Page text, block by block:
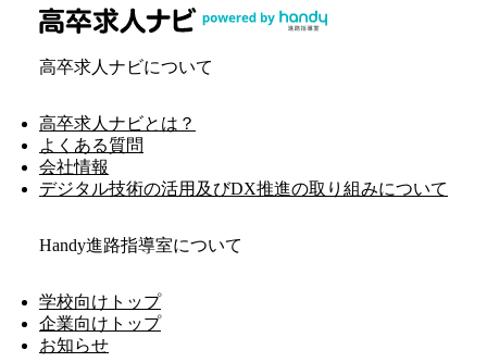
高卒求人ナビについて
高卒求人ナビとは？
よくある質問
会社情報
デジタル技術の活用及びDX推進の取り組みについて
Handy進路指導室について
学校向けトップ
企業向けトップ
お知らせ